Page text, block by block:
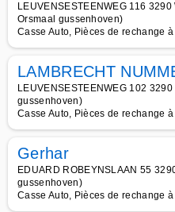
LEUVENSESTEENWEG 116
Orsmaal gussenhoven)
Casse Auto, Pièces de rechange
LAMBRECHT
LEUVENSESTEENWEG 102
gussenhoven)
Casse Auto, Pièces de rechange
Gerhar
EDUARD ROBEYNSLAAN 55
gussenhoven)
Casse Auto, Pièces de rechange